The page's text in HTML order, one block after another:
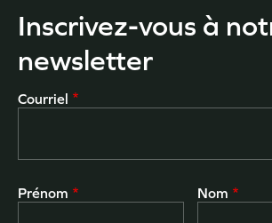
Inscrivez-vous à
newsletter
Courriel
Prénom Nom